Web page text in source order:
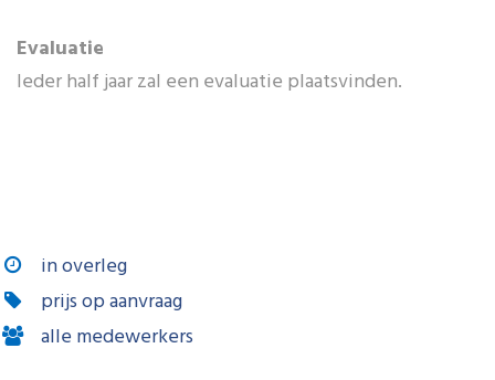
Evaluatie
Ieder half jaar zal een evaluatie plaatsvinden.
in overleg
prijs op aanvraag
alle medewerkers